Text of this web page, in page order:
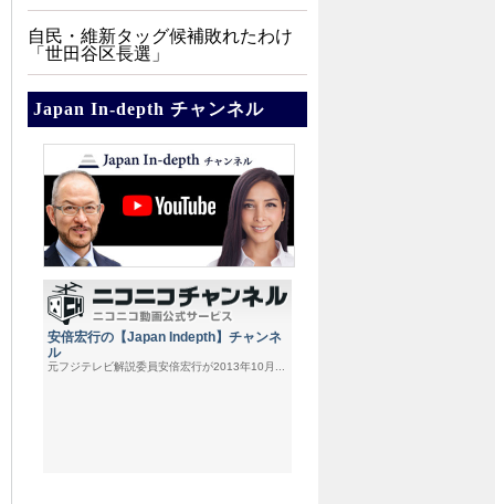
自民・維新タッグ候補敗れたわけ
「世田谷区長選」
Japan In-depth チャンネル